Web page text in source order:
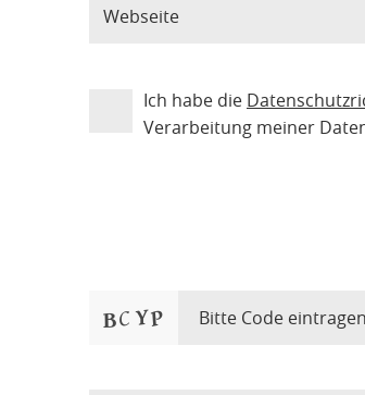
Ich habe die
Verarbeitung meiner